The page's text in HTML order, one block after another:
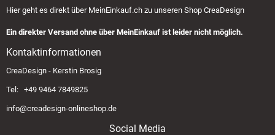
Hier geht es direkt über MeinEinkauf.ch zu unseren Shop CreaDesign
Ein direkter Versand ohne über MeinEinkauf ist leider nicht möglich.
Kontaktinformationen
CreaDesign - Kerstin Brosig
Tel: +49 9464 7849825
info@creadesign-onlineshop.de
Social Media